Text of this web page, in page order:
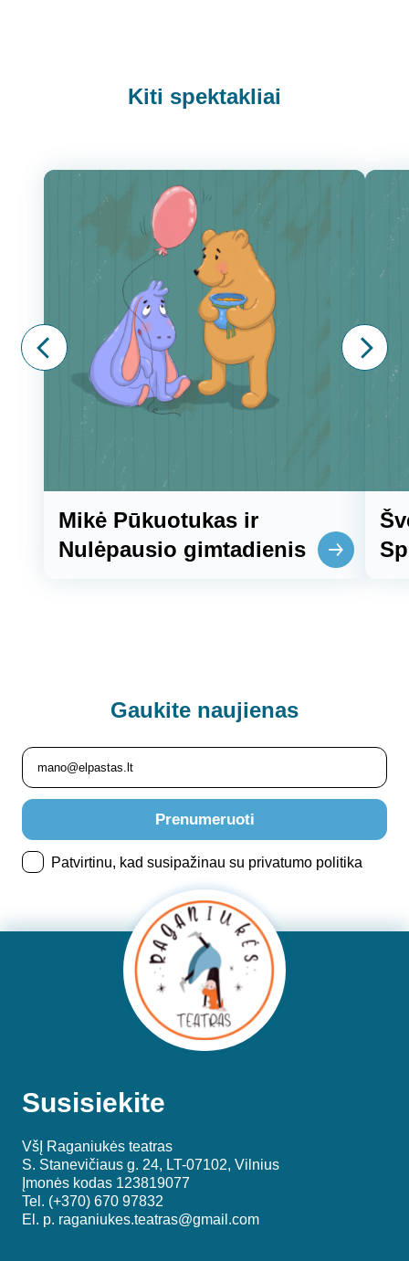
Kiti spektakliai
Mikė Pūkuotukas ir
Nulėpausio gimtadienis
Gaukite naujienas
Prenumeruoti
Patvirtinu, kad susipažinau su privatumo politika
Susisiekite
VšĮ Raganiukės teatras
S. Stanevičiaus g. 24, LT-07102, Vilnius
Įmonės kodas 123819077
Tel. (+370) 670 97832
El. p. raganiukes.teatras@gmail.com